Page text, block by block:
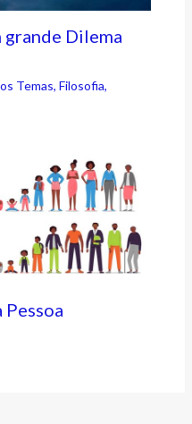
grande Dilema
Temas, Filosofia,
Pessoa